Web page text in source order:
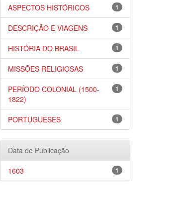
1
ASPECTOS HISTÓRICOS
1
DESCRIÇÃO E VIAGENS
1
HISTÓRIA DO BRASIL
1
MISSÕES RELIGIOSAS
1
PERÍODO COLONIAL (1500-
1822)
1
PORTUGUESES
Data de Publicação
1
1603